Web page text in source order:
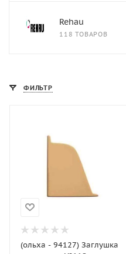
Rehau
118 ТОВАРОВ
ФИЛЬТР
(ольха - 94127) Заглушка